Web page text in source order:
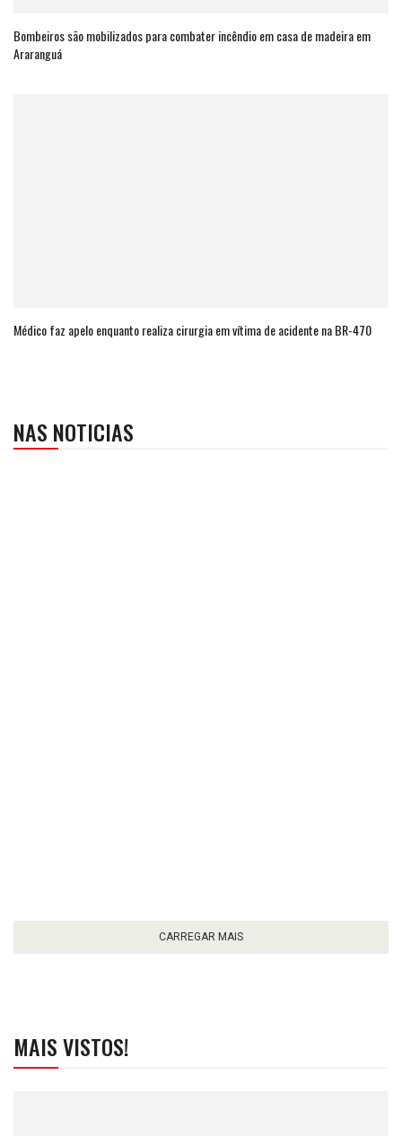
Bombeiros são mobilizados para combater incêndio em casa de madeira em
Araranguá
Médico faz apelo enquanto realiza cirurgia em vítima de acidente na BR-470
NAS NOTICIAS
CARREGAR MAIS
MAIS VISTOS!